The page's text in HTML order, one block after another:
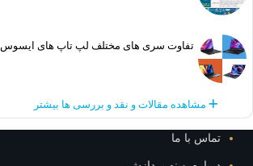
تفاوت سری های مختلف لپ تاپ های ایسوس
مشاهده مقالات و نقد و بررسی ها بیشتر
تماس با ما